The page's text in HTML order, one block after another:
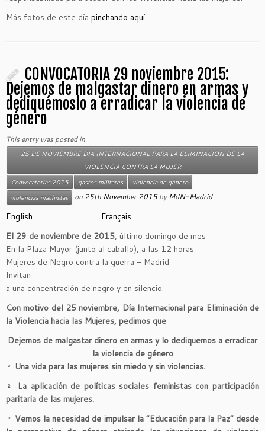
Más fotos de este día pinchando aquí
CONVOCATORIA 29 noviembre 2015:
Dejemos de malgastar dinero en armas y
dediquémoslo a erradicar la violencia de
género
This entry was posted in
25 DE NOVIEMBRE DIA INTERNACIONAL PARA LA ELIMINACIÓN DE LA
VIOLENCIA CONTRA LA MUJER
Convocatorias 2015
gastos militares
violencia de género
violencias machistas
on 25th November 2015 byMdN-Madrid
English
Français
El 29 de noviembre de 2015, último domingo de mes
En la Plaza Mayor (junto al caballo), a las 12 horas
Mujeres de Negro contra la guerra – Madrid
Invitan
a una concentración de negro y en silencio.
Con motivo del 25 noviembre, Día Internacional para Eliminación de
la Violencia hacia las Mujeres, pedimos que
Dejemos de malgastar dinero en armas y lo dediquemos a erradicar
la violencia de género
♀ Una vida para las mujeres sin miedo y sin violencias.
♀
La aplicación de políticas sociales feministas con participación
paritaria de las mujeres.
♀ Vemos la necesidad de impulsar la “Educación para la Paz” desde